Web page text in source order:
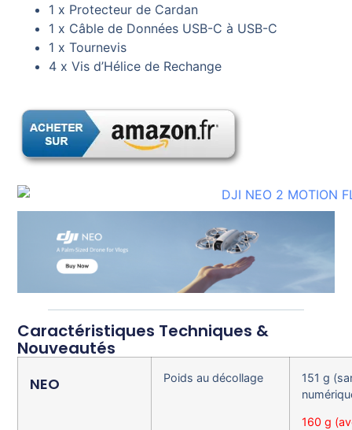
1 x Protecteur de Cardan
1 x Câble de Données USB-C à USB-C
1 x Tournevis
4 x Vis d’Hélice de Rechange
Caractéristiques Techniques &
Nouveautés
NEO Poids au décollage
151 g
160 g